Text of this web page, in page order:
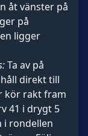
åt vänster på
på
ligger
Ta av på
direkt till
kör rakt fram
41 i drygt 5
i rondellen